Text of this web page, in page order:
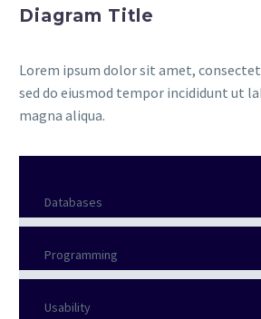
Diagram Title
Lorem ipsum dolor sit amet,
sed do eiusmod tempor incididunt ut
magna aliqua.
Databases
Programming
Usability